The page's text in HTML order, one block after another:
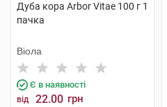
Дуба кора Arbor Vitae 100 г 1
пачка
Віола
Є в наявності
від 22.00 грн